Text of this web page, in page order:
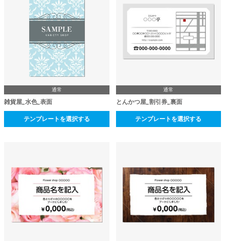
通常
雑貨屋_水色_表面
テンプレートを選択する
通常
とんかつ屋_割引券_裏面
テンプレートを選択する